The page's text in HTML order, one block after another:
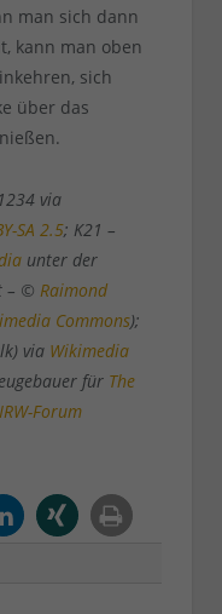
man sich dann
kann man oben
sich
über das
via
SA 2.5; K21 –
unter der
– © Raimond
Commons);
via Wikimedia
für The
Forum